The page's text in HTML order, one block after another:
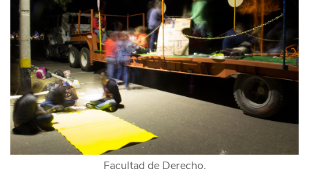
Facultad de Derecho.